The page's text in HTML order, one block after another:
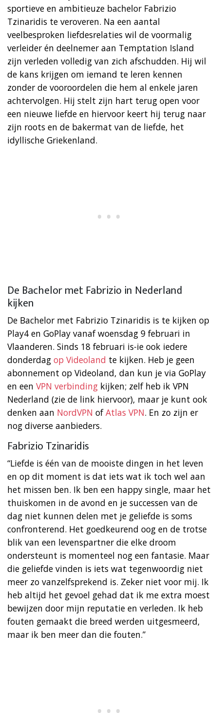
sportieve en ambitieuze bachelor Fabrizio
Tzinaridis te veroveren. Na een aantal
veelbesproken liefdesrelaties wil de voormalig
verleider én deelnemer aan Temptation Island
zijn verleden volledig van zich afschudden. Hij wil
de kans krijgen om iemand te leren kennen
zonder de vooroordelen die hem al enkele jaren
achtervolgen. Hij stelt zijn hart terug open voor
een nieuwe liefde en hiervoor keert hij terug naar
zijn roots en de bakermat van de liefde, het
idyllische Griekenland.
De Bachelor met Fabrizio in Nederland
kijken
De Bachelor met Fabrizio Tzinaridis is te kijken op
Play4 en GoPlay vanaf woensdag 9 februari in
Vlaanderen. Sinds 18 februari is-ie ook iedere
donderdag op Videoland te kijken. Heb je geen
abonnement op Videoland, dan kun je via GoPlay
en een VPN verbinding kijken; zelf heb ik VPN
Nederland (zie de link hiervoor), maar je kunt ook
denken aan NordVPN ofAtlas VPN. En zo zijn er
nog diverse aanbieders.
Fabrizio Tzinaridis
“Liefde is één van de mooiste dingen in het leven
en op dit moment is dat iets wat ik toch wel aan
het missen ben. Ik ben een happy single, maar het
thuiskomen in de avond en je successen van de
dag niet kunnen delen met je geliefde is soms
confronterend. Het goedkeurend oog en de trotse
blik van een levenspartner die elke droom
ondersteunt is momenteel nog een fantasie. Maar
die geliefde vinden is iets wat tegenwoordig niet
meer zo vanzelfsprekend is. Zeker niet voor mij. Ik
heb altijd het gevoel gehad dat ik me extra moest
bewijzen door mijn reputatie en verleden. Ik heb
fouten gemaakt die breed werden uitgesmeerd,
maar ik ben meer dan die fouten.”